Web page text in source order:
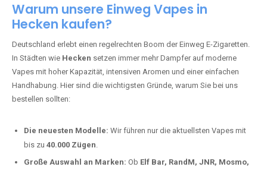
Warum unsere Einweg Vapes in
Hecken kaufen?
Deutschland erlebt einen regelrechten Boom der Einweg E-Zigaretten.
In Städten wie Hecken setzen immer mehr Dampfer auf moderne
Vapes mit hoher Kapazität, intensiven Aromen und einer einfachen
Handhabung. Hier sind die wichtigsten Gründe, warum Sie bei uns
bestellen sollten:
Die neuesten Modelle: Wir führen nur die aktuellsten Vapes mit
bis zu 40.000 Zügen.
Große Auswahl an Marken: Ob Elf Bar, RandM, JNR, Mosmo,